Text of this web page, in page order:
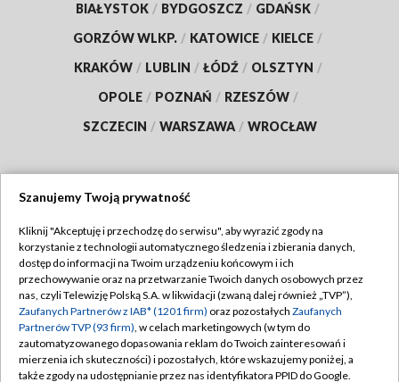
BIAŁYSTOK / BYDGOSZCZ / GDAŃSK /
GORZÓW WLKP. / KATOWICE / KIELCE /
KRAKÓW / LUBLIN / ŁÓDŹ / OLSZTYN /
OPOLE / POZNAŃ / RZESZÓW /
SZCZECIN / WARSZAWA / WROCŁAW
TVP
Abonament TVP
Emisja w TVP
Centrum informacji TVP
Naziemna Telewizja Cyfrowa
Regulamin TVP
Polityka prywatności
Moje zgody
Pomoc
Szanujemy Twoją prywatność
Kliknij "Akceptuję i przechodzę do serwisu", aby wyrazić zgody na
korzystanie z technologii automatycznego śledzenia i zbierania danych,
dostęp do informacji na Twoim urządzeniu końcowym i ich
przechowywanie oraz na przetwarzanie Twoich danych osobowych przez
nas, czyli Telewizję Polską S.A. w likwidacji (zwaną dalej również „TVP”),
Zaufanych Partnerów z IAB* (1201 firm) oraz pozostałych Zaufanych
Partnerów TVP (93 firm), w celach marketingowych (w tym do
zautomatyzowanego dopasowania reklam do Twoich zainteresowań i
mierzenia ich skuteczności) i pozostałych, które wskazujemy poniżej, a
także zgody na udostępnianie przez nas identyfikatora PPID do Google.